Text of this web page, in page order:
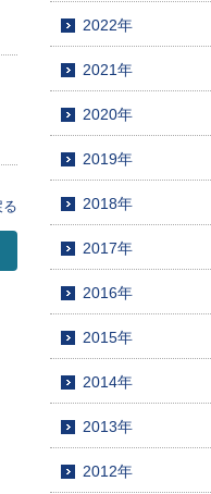
2022年
2021年
2020年
2019年
2018年
2017年
2016年
2015年
2014年
2013年
2012年